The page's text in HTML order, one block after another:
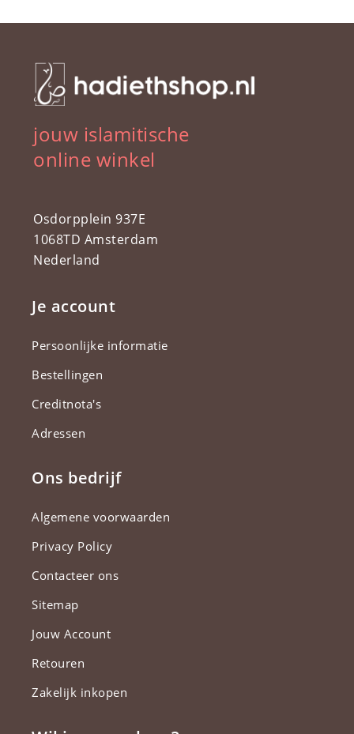
jouw islamitische
online winkel
Osdorpplein 937E
1068TD Amsterdam
Nederland
Je account
Persoonlijke informatie
Bestellingen
Creditnota's
Adressen
Ons bedrijf
Algemene voorwaarden
Privacy Policy
Contacteer ons
Sitemap
Jouw Account
Retouren
Zakelijk inkopen